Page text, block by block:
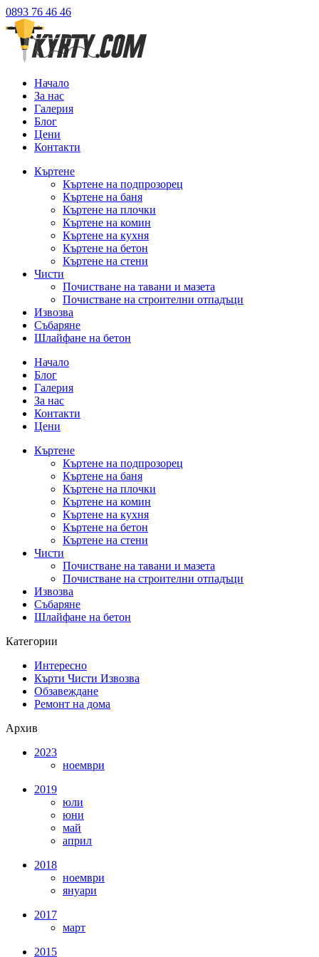
0893 76 46 46
Начало
За нас
Галерия
Блог
Цени
Контакти
Къртене
Къртене на подпрозорец
Къртене на баня
Къртене на плочки
Къртене на комин
Къртене на кухня
Къртене на бетон
Къртене на стени
Чисти
Почистване на тавани и мазета
Почистване на строителни отпадъци
Извозва
Събаряне
Шлайфане на бетон
Начало
Блог
Галерия
За нас
Контакти
Цени
Къртене
Къртене на подпрозорец
Къртене на баня
Къртене на плочки
Къртене на комин
Къртене на кухня
Къртене на бетон
Къртене на стени
Чисти
Почистване на тавани и мазета
Почистване на строителни отпадъци
Извозва
Събаряне
Шлайфане на бетон
Категории
Интересно
Кърти Чисти Извозва
Обзавеждане
Ремонт на дома
Архив
2023
ноември
2019
юли
юни
май
април
2018
ноември
януари
2017
март
2015